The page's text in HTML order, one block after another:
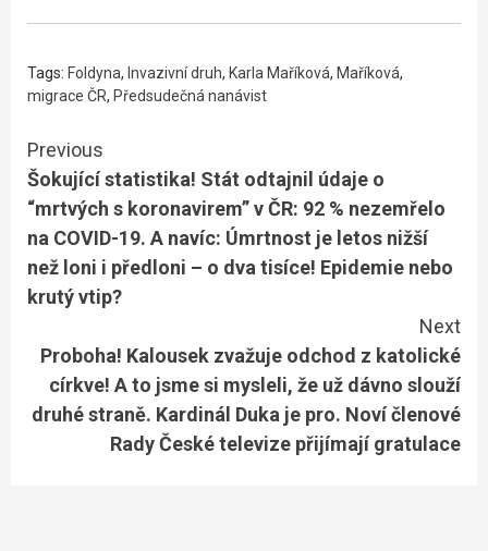
Tags: Foldyna, Invazivní druh, Karla Maříková, Maříková,
migrace ČR, Předsudečná nanávist
Continue
Reading
Previous
Šokující statistika! Stát odtajnil údaje o
“mrtvých s koronavirem” v ČR: 92 % nezemřelo
na COVID-19. A navíc: Úmrtnost je letos nižší
než loni i předloni – o dva tisíce! Epidemie nebo
krutý vtip?
Next
Proboha! Kalousek zvažuje odchod z katolické
církve! A to jsme si mysleli, že už dávno slouží
druhé straně. Kardinál Duka je pro. Noví členové
Rady České televize přijímají gratulace